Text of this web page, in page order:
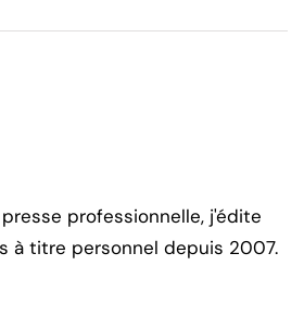
professionnelle, j'édite
à titre personnel depuis 2007.